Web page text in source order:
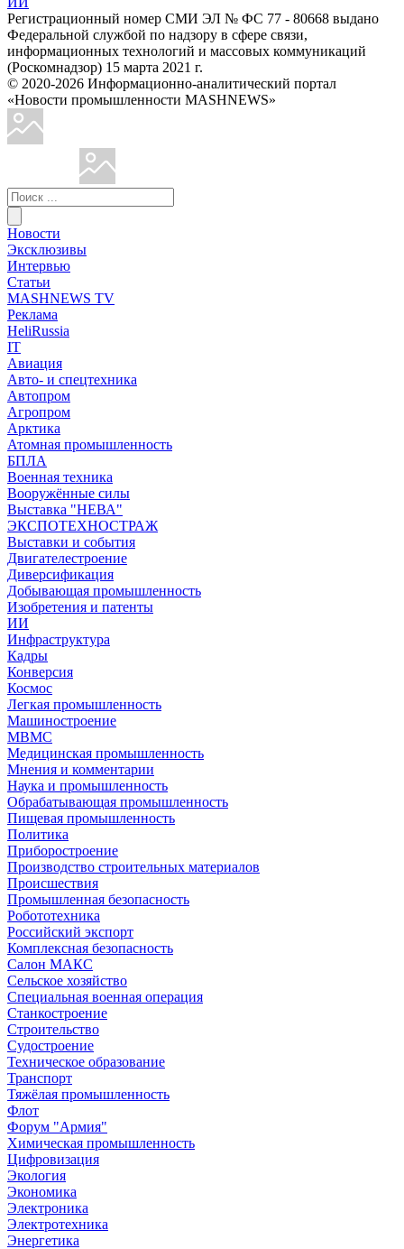
Регистрационный номер СМИ ЭЛ № ФС 77 - 80668 выдано
Федеральной службой по надзору в сфере связи,
информационных технологий и массовых коммуникаций
(Роскомнадзор) 15 марта 2021 г.
© 2020-2026 Информационно-аналитический портал
«Новости промышленности MASHNEWS»
Новости
Эксклюзивы
Интервью
Статьи
MASHNEWS TV
Реклама
HeliRussia
IT
Авиация
Авто- и спецтехника
Автопром
Агропром
Арктика
Атомная промышленность
БПЛА
Военная техника
Вооружённые силы
Выставка "НЕВА"
ЭКСПОТЕХНОСТРАЖ
Выставки и события
Двигателестроение
Диверсификация
Добывающая промышленность
Изобретения и патенты
ИИ
Инфраструктура
Кадры
Конверсия
Космос
Легкая промышленность
Машиностроение
МВМС
Медицинская промышленность
Мнения и комментарии
Наука и промышленность
Обрабатывающая промышленность
Пищевая промышленность
Политика
Приборостроение
Производство строительных материалов
Происшествия
Промышленная безопасность
Робототехника
Российский экспорт
Комплексная безопасность
Салон МАКС
Сельское хозяйство
Специальная военная операция
Станкостроение
Строительство
Судостроение
Техническое образование
Транспорт
Тяжёлая промышленность
Флот
Форум "Армия"
Химическая промышленность
Цифровизация
Экология
Экономика
Электроника
Электротехника
Энергетика